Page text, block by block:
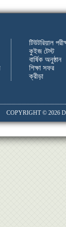
টিউটরিয়াল
কুইজ টেস্ট
বার্ষিক অনুষ্ঠান
শিক্ষা সফর
ক্রীড়া
COPYRIGHT © 2026